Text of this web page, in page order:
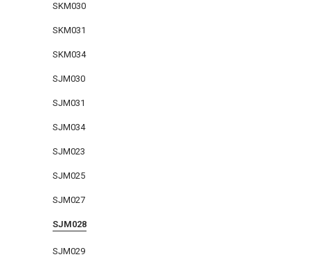
SKM030
SKM031
SKM034
SJM030
SJM031
SJM034
SJM023
SJM025
SJM027
SJM028
SJM029